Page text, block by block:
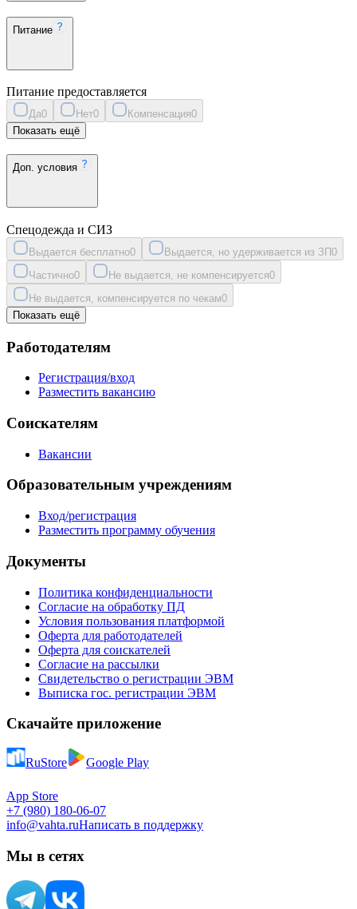
Питание
Питание предоставляется
Да0 Нет0 Компенсация0
Показать ещё
Доп. условия
Спецодежда и СИЗ
Выдается бесплатно0 Выдается, но удерживается из ЗП0
Частично0 Не выдается, не компенсируется0
Не выдается, компенсируется по чекам0
Показать ещё
Работодателям
Регистрация/вход
Разместить вакансию
Соискателям
Вакансии
Образовательным учреждениям
Вход/регистрация
Разместить программу обучения
Документы
Политика конфиденциальности
Согласие на обработку ПД
Условия пользования платформой
Оферта для работодателей
Оферта для соискателей
Согласие на рассылки
Свидетельство о регистрации ЭВМ
Выписка гос. регистрации ЭВМ
Скачайте приложение
RuStore Google Play
App Store
+7 (980) 180-06-07
info@vahta.ruНаписать в поддержку
Мы в сетях